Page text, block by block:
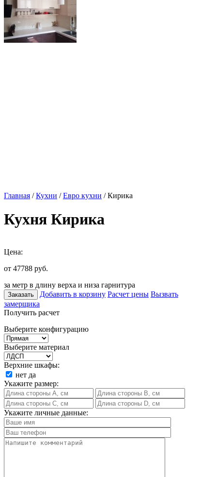
Главная /Кухни /Евро кухни / Кирика
Кухня Кирика
Цена:
от 47788 руб.
за метр в длину верха и низа гарнитура
Заказать Добавить в корзину Расчет цены Вызвать
замерщика
Получить расчет
Выберите конфигурацию
Выберите материал
Верхние шкафы:
нет да
Укажите размер:
Укажите личные данные: